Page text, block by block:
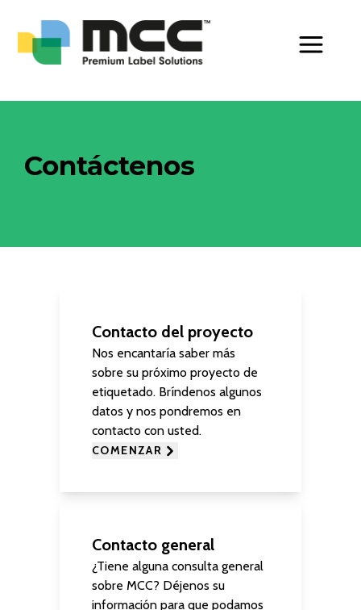
Contáctenos
Contacto del proyecto
Nos encantaría saber más
sobre su próximo proyecto de
etiquetado. Bríndenos algunos
datos y nos pondremos en
contacto con usted.
COMENZAR
Contacto general
¿Tiene alguna consulta general
sobre MCC? Déjenos su
información para que podamos